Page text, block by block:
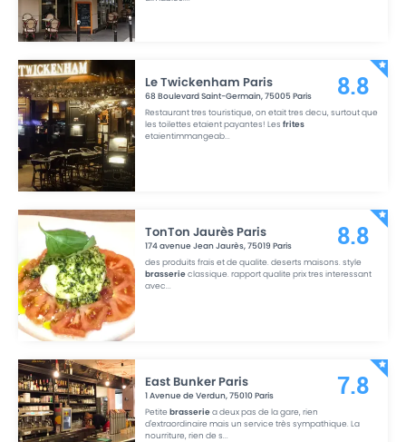
Le Twickenham Paris
68 Boulevard Saint-Germain,75005Paris
Restaurant tres touristique, on etait tres decu, surtout que
les toilettes etaient payantes! Lesfrites
etaientimmangeab...
8.8
TonTon Jaurès Paris
174 avenue Jean Jaurès,75019 Paris
des produits frais et de qualite. deserts maisons. style
brasserieclassique. rapport qualite prix tres interessant
avec...
8.8
East Bunker Paris
1 Avenue de Verdun,75010Paris
Petitebrasseriea deux pas de la gare, rien
d'extraordinaire mais un service très sympathique. La
nourriture, rien de s...
7.8